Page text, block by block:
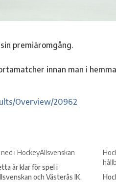
premiäromgång.
innan man i
Overview/20962
i HockeyAllsvenskan
är klar för spel i
och Västerås IK.